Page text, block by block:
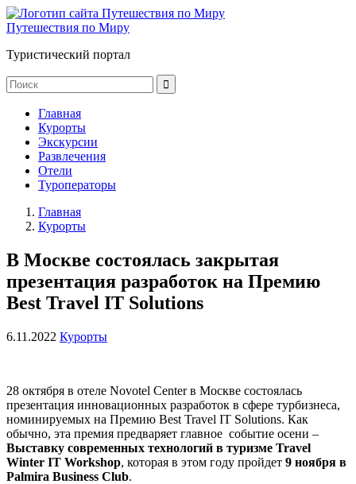
Путешествия по Миру
Туристический портал
Главная
Курорты
Экскурсии
Развлечения
Отели
Туроператоры
Главная
Курорты
В Москве состоялась закрытая
презентация разработок на Премию
Best Travel IT Solutions
6.11.2022 Курорты
28 октября в отеле Novotel Center в Москве cостоялась
презентация инновационных разработок в сфере турбизнеса,
номинируемых на Премию Best Travel IT Solutions. Как
обычно, эта премия предваряет главное событие осени –
Выставку современных технологий в туризме Travel
Winter IT Workshop, которая в этом году пройдет 9 ноября в
Palmira Business Club.